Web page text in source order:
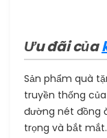
Ưu đãi của
Sản phẩm quà
truyền thống
đường nét đồng
trọng và bắt mắt.